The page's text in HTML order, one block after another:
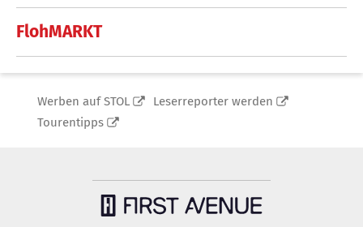
FlohMARKT
Werben auf STOL
Leserreporter werden
Tourentipps